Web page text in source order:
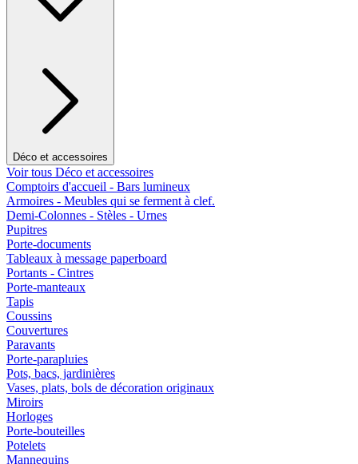
Déco et accessoires
Voir tous Déco et accessoires
Comptoirs d'accueil - Bars lumineux
Armoires - Meubles qui se ferment à clef.
Demi-Colonnes - Stèles - Urnes
Pupitres
Porte-documents
Tableaux à message paperboard
Portants - Cintres
Porte-manteaux
Tapis
Coussins
Couvertures
Paravants
Porte-parapluies
Pots, bacs, jardinières
Vases, plats, bols de décoration originaux
Miroirs
Horloges
Porte-bouteilles
Potelets
Mannequins